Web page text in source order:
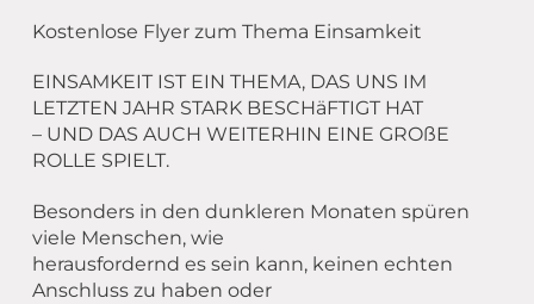
Kostenlose Flyer zum Thema Einsamkeit
EINSAMKEIT IST EIN THEMA, DAS UNS IM
LETZTEN JAHR STARK BESCHäFTIGT HAT
– UND DAS AUCH WEITERHIN EINE GROßE
ROLLE SPIELT.
Besonders in den dunkleren Monaten spüren
viele Menschen, wie
herausfordernd es sein kann, keinen echten
Anschluss zu haben oder